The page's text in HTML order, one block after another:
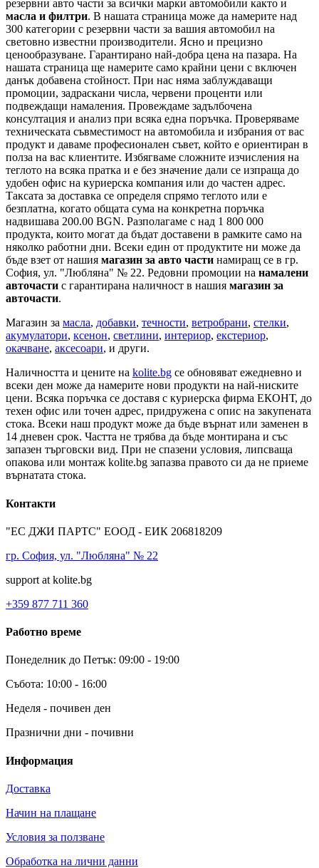
резервни авто части за всички марки автомобили както и
масла и филтри. В нашата страница може да намерите над
300 категории с резервни части за вашия автомобил на
световно известни производители. Ясно и прецизно
ценообразуване. Гарантирано най-добра цена на пазара. На
нашата страница ще намерите само крайни цени с включен
данък добавена стойност. При нас няма заблуждаващи
промоции, задраскани числа, червени проценти или
подвеждащи намаления. Провеждаме задълбочена
консултация и анализ при всяка една поръчка. Проверяваме
техническата съвместимост на автомобила и избрания от вас
продукт и даваме професионален съвет, който е ориентиран в
полза на вас клиентите. Избягваме сложните изчисления на
теглото на всяка пратка и е без значение дали се изпраща до
удобен офис на куриерска компания или до частен адрес.
Таксата за доставка се определя спрямо теглото или е
безплатна, когато общата сума на конкретна поръчка
надвишава 200.00 BGN. Разполагаме с над 1 800 000
продукта, които могат да бъдат доставени в рамките само на
няколко работни дни. Всеки един от продуктите ни може да
бъде взет от нашия магазин за авто части намиращ се в гр.
София, ул. "Любляна" № 22. Редовни промоции на намалени
авточасти с гарантирана наличност в нашия магазин за
авточасти.
Магазин за масла, добавки, течности, ветробрани, стелки,
акумулатори, ксенон, светлини, интериор, екстериор,
окачване, аксесоари, и други.
Наличността и цените на kolite.bg се обновяват ежедневно и
всеки ден може да намерите нови продукти на най-ниските
цени. Всяка поръчка се доставя с куриерска фирма ЕКОНТ, до
техен офис или точен адрес, придружена с опис на закупената
стока. Всеки наш продукт може да бъде върнат или заменен в
14 дневен срок. Частта не трябва да бъде монтирана и със
запазен търговски вид. При не спазени условия, липсваща
опакова или монтаж kolite.bg запазва правото си да не приеме
върнатата стока.
Контакти
"ЕС ДЖИ ПАРТС" ЕООД - ЕИК 206818209
гр. София, ул. "Любляна" № 22
support at kolite.bg
+359 877 711 360
Работно време
Понеделник до Петък: 09:00 - 19:00
Събота: 10:00 - 16:00
Неделя - почивен ден
Празнични дни - почивни
Информация
Доставка
Начин на плащане
Условия за ползване
Обработка на лични данни